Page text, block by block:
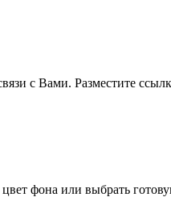
с Вами. Разместите
фона или выбрать